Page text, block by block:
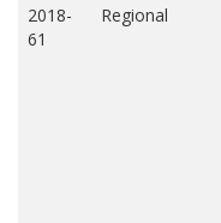
2018-
61
Regional